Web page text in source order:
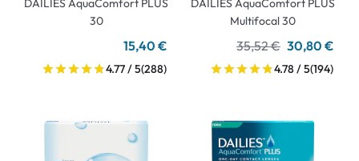
DAILIES AquaComfort PLUS
30
15,40 €
4.77 / 5(288)
DAILIES AquaComfort PLUS
Multifocal 30
35,52 € 30,80 €
4.78 / 5(194)